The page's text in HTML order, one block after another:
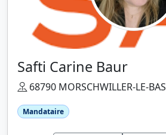
Safti Carine Baur
68790 MORSCHWILLER-LE-BAS
Mandataire